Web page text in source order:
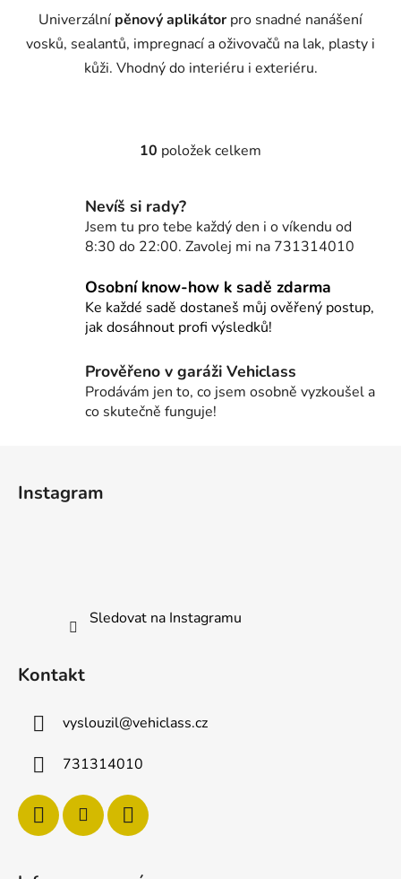
Univerzální pěnový aplikátor pro snadné nanášení
vosků, sealantů, impregnací a oživovačů na lak, plasty i
kůži. Vhodný do interiéru i exteriéru.
O
á
d
a
í
p
r
k
y
v
10 položek celkem
Nevíš si rady?
Jsem tu pro tebe každý den i o víkendu od
8:30 do 22:00. Zavolej mi na 731314010
Osobní know-how k sadě zdarma
Ke každé sadě dostaneš můj ověřený postup,
jak dosáhnout profi výsledků!
Prověřeno v garáži Vehiclass
Prodávám jen to, co jsem osobně vyzkoušel a
co skutečně funguje!
Instagram
Sledovat na Instagramu
Kontakt
vyslouzil@vehiclass.cz
731314010